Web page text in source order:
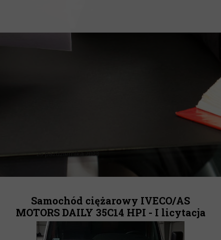
25 października 2023
Samochód ciężarowy IVECO/AS
MOTORSDAILY 35C14 HPI - I licytacja